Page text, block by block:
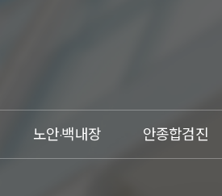
노안·백내장 안종합검진